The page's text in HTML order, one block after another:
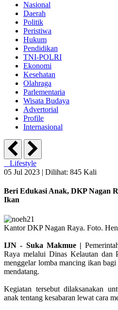
Nasional
Daerah
Politik
Peristiwa
Hukum
Pendidikan
TNI-POLRI
Ekonomi
Kesehatan
Olahraga
Parlementaria
Wisata Budaya
Advertorial
Profile
Internasional
Lifestyle
05 Jul 2023 | Dilihat: 845 Kali
Beri Edukasi Anak, DKP Nagan
Ikan
Kantor DKP Nagan Raya. Foto.
IJN - Suka Makmue |
Raya melalui Dinas Kelautan dan
menggelar lomba mancing ikan
mendatang.
Kegiatan tersebut dilaksanakan
anak tentang kesabaran lewat cara